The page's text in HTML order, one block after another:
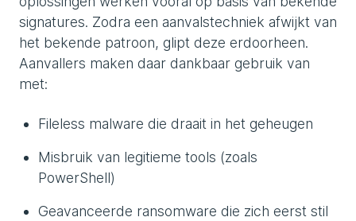
signatures. Zodra een aanvalstechniek afwijkt van
het bekende patroon, glipt deze erdoorheen.
Aanvallers maken daar dankbaar gebruik van
met:
Fileless malware die draait in het geheugen
Misbruik van legitieme tools (zoals
PowerShell)
Geavanceerde ransomware die zich eerst stil